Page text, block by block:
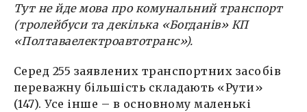
Тут не йде мова про комунальний транспорт
(тролейбуси та декілька «Богданів» КП
«Полтаваелектроавтотранс»).
Серед 255 заявлених транспортних засобів
переважну більшість складають «Рути»
(147). Усе інше – в основному маленькі